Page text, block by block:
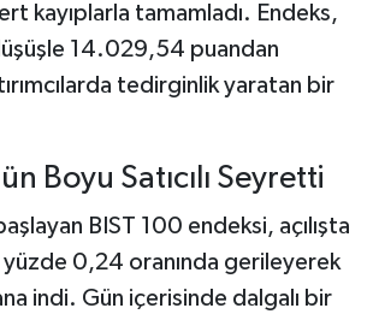
kayıplarla tamamladı. Endeks,
14.029,54 puandan
tedirginlik yaratan bir
Boyu Satıcılı Seyretti
BIST 100 endeksi, açılışta
0,24 oranında gerileyerek
indi. Gün içerisinde dalgalı bir